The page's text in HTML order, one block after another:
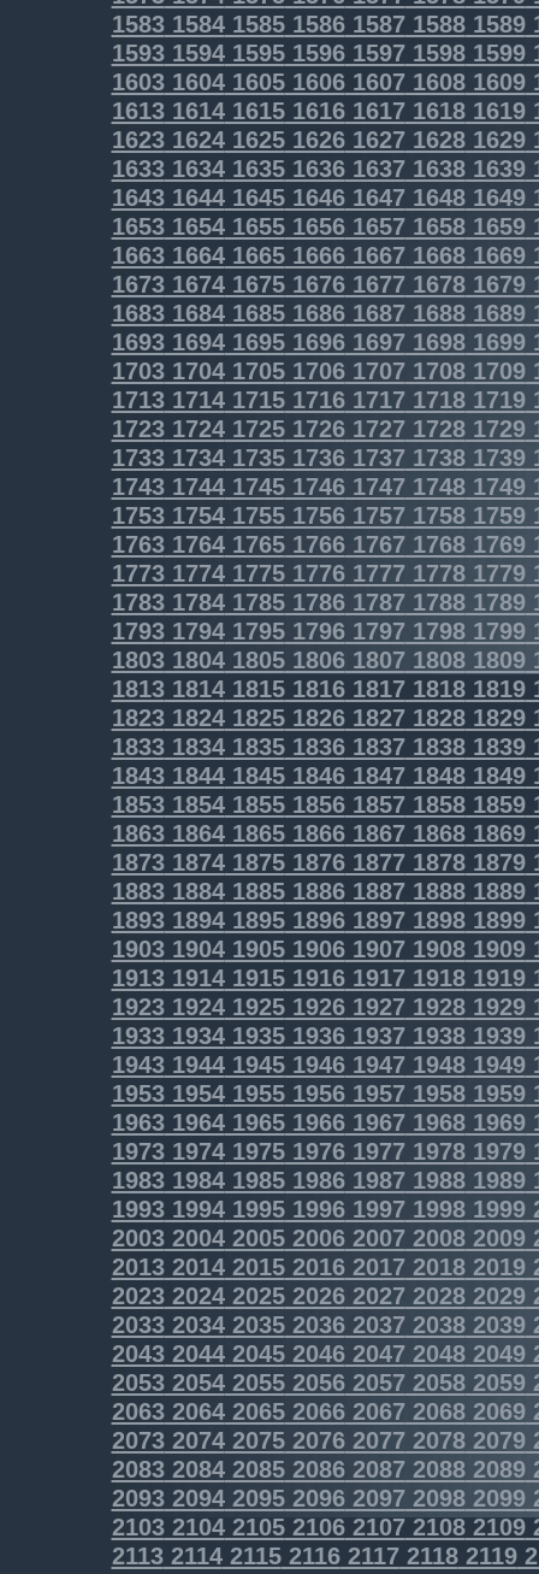
1583158415851586158715881589
1593159415951596159715981599
1603160416051606160716081609
1613161416151616161716181619
1623162416251626162716281629
1633163416351636163716381639
1643164416451646164716481649
1653165416551656165716581659
1663166416651666166716681669
1673167416751676167716781679
1683168416851686168716881689
16931694169516961697 16981699
17031704170517061707 17081709
1713171417151716171717181719
17231724172517261727 17281729
17331734173517361737 17381739
17431744174517461747 17481749
17531754175517561757 17581759
17631764176517661767 17681769
17731774177517761777 17781779
17831784178517861787 17881789
17931794179517961797 17981799
18031804180518061807 18081809
1813181418151816181718181819
1823182418251826182718281829
1833183418351836183718381839
1843184418451846184718481849
1853185418551856185718581859
1863186418651866186718681869
1873187418751876187718781879
1883188418851886188718881889
1893189418951896189718981899
1903190419051906190719081909
1913191419151916191719181919
1923192419251926192719281929
1933193419351936193719381939
1943194419451946194719481949
1953195419551956195719581959
1963196419651966196719681969
19731974197519761977 19781979
19831984198519861987 19881989
19931994199519961997 19981999
20032004200520062007 20082009
20132014201520162017 20182019
2023202420252026202720282029
20332034203520362037 20382039
20432044204520462047 20482049
20532054205520562057 20582059
20632064206520662067 20682069
20732074207520762077 20782079
20832084208520862087 20882089
20932094209520962097 20982099
2103210421052106210721082109
2113211421152116211721182119